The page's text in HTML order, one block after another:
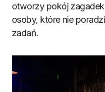
otworzy pokój
osoby, które nie
zadań.